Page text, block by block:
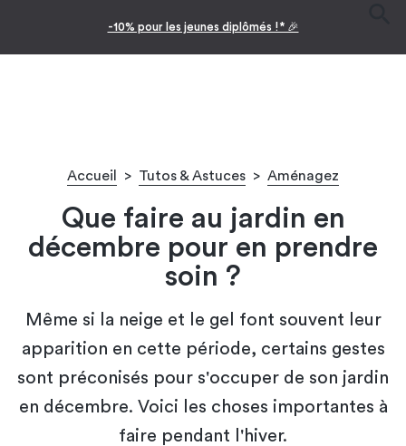
Facilitez vos achats avec le paiement en 10x
Accueil > Tutos & Astuces > Aménagez
Que faire au jardin en
décembre pour en prendre
soin ?
Même si la neige et le gel font souvent leur
apparition en cette période, certains gestes
sont préconisés pour s'occuper de son jardin
en décembre. Voici les choses importantes à
faire pendant l'hiver.